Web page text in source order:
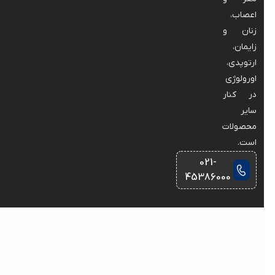
اعصاب،
زنان و
زایمان،
ارتوپدی،
اورولوژی
در کنار
سایر
محصولات
است.
021-
45386000